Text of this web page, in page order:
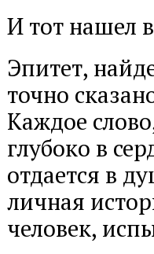
И тот нашел
Эпитет,
точно
Каждое
глубоко в
отдается в
личная
человек,